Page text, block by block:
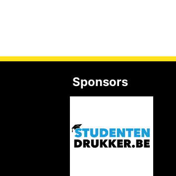
Sponsors